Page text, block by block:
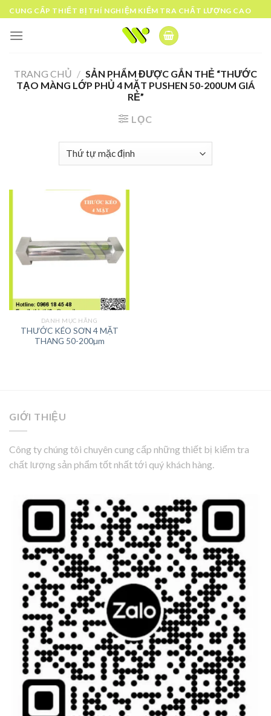
Skip
to
content
CUNG CẤP THIẾT BỊ THÍ NGHIỆM KIỂM TRA CHẤT LƯỢNG CAO
TRANG CHỦ / SẢN PHẨM ĐƯỢC GẮN THẺ “THƯỚC
TẠO MÀNG LỚP PHỦ 4 MẶT PUSHEN 50-200UM GIÁ
RẺ”
LỌC
DANH MỤC HÃNG
THƯỚC KÉO SƠN 4 MẶT
THANG 50-200µm
GIỚI THIỆU
Công ty chúng tôi chuyên cung cấp những thiết bị kiểm tra
chất lượng sản phẩm tốt nhất tới quý khách hàng.